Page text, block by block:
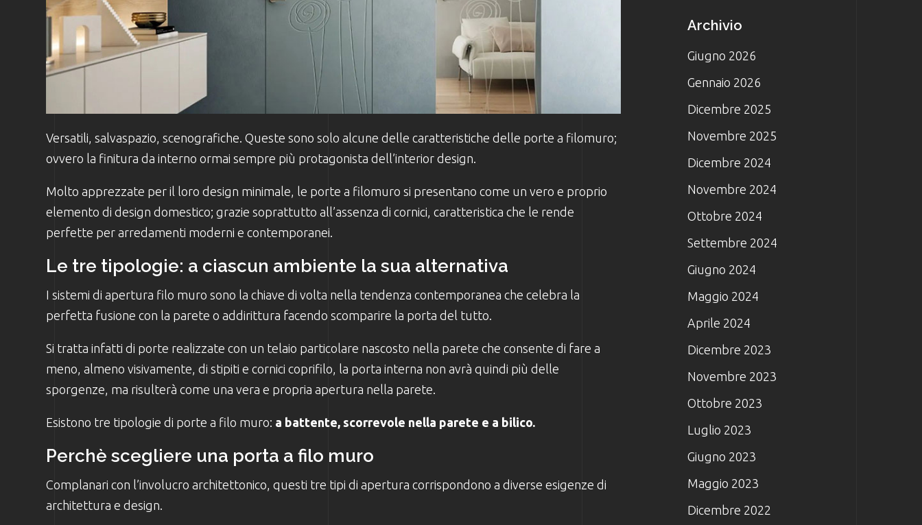
Versatili, salvaspazio, scenografiche. Queste sono solo alcune delle caratteristiche delle porte a filomuro;
ovvero la finitura da interno ormai sempre più protagonista dell’interior design.
Molto apprezzate per il loro design minimale, le porte a filomuro si presentano come un vero e proprio
elemento di design domestico; grazie soprattutto all’assenza di cornici, caratteristica che le rende
perfette per arredamenti moderni e contemporanei.
Le tre tipologie: a ciascun ambiente la sua alternativa
I sistemi di apertura filo muro sono la chiave di volta nella tendenza contemporanea che celebra la
perfetta fusione con la parete o addirittura facendo scomparire la porta del tutto.
Si tratta infatti di porte realizzate con un telaio particolare nascosto nella parete che consente di fare a
meno, almeno visivamente, di stipiti e cornici coprifilo, la porta interna non avrà quindi più delle
sporgenze, ma risulterà come una vera e propria apertura nella parete.
Esistono tre tipologie di porte a filo muro: a battente, scorrevole nella parete e a bilico.
Perchè scegliere una porta a filo muro
Complanari con l’involucro architettonico, questi tre tipi di apertura corrispondono a diverse esigenze di
architettura e design.
Archivio
Giugno 2026
Gennaio 2026
Dicembre 2025
Novembre 2025
Dicembre 2024
Novembre 2024
Ottobre 2024
Settembre 2024
Giugno 2024
Maggio 2024
Aprile 2024
Dicembre 2023
Novembre 2023
Ottobre 2023
Luglio 2023
Giugno 2023
Maggio 2023
Dicembre 2022